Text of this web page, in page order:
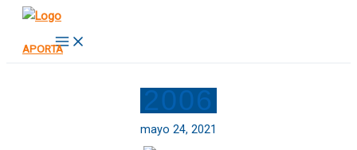
contenido
Main
Menu
APORTA
2006
mayo 24, 2021